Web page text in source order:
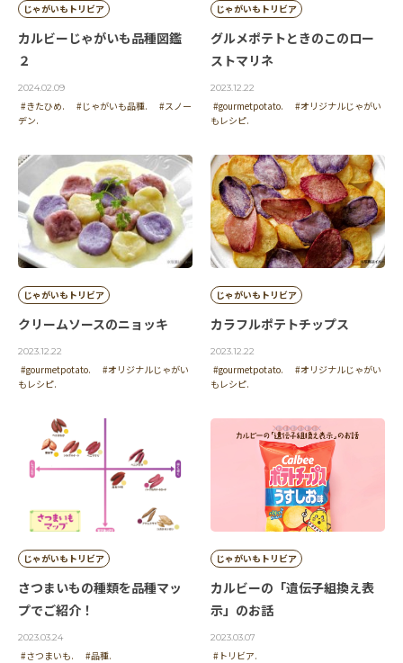
じゃがいもトリビア
カルビーじゃがいも品種図鑑
２
2024.02.09
#きたひめ. #じゃがいも品種.
#スノー
デン.
じゃがいもトリビア
グルメポテトときのこのロー
ストマリネ
2023.12.22
#gourmetpotato.
#オリジナルじゃがい
もレシピ.
じゃがいもトリビア
クリームソースのニョッキ
2023.12.22
#gourmetpotato.
#オリジナルじゃがい
もレシピ.
じゃがいもトリビア
カラフルポテトチップス
2023.12.22
#gourmetpotato.
#オリジナルじゃがい
もレシピ.
じゃがいもトリビア
さつまいもの種類を品種マッ
プでご紹介！
2023.03.24
#さつまいも. #品種.
じゃがいもトリビア
カルビーの「遺伝子組換え表
示」のお話
2023.03.07
#トリビア.